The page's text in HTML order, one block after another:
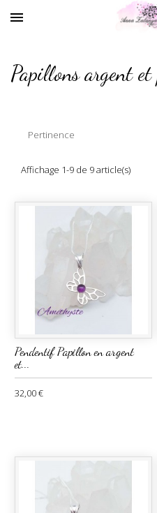

Papillons argent et
Pertinence
Affichage 1-9 de 9 article(s)
Pendentif Papillon en argent
et...
32,00 €